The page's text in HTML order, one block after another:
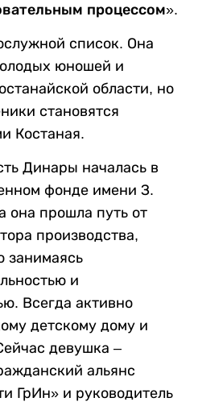
процессом».
список. Она
юношей и
области, но
становятся
Костаная.
Динары началась в
фонде имени З.
она прошла путь от
производства,
занимаясь
и
Всегда активно
детскому дому и
девушка –
альянс
ГрИн» и руководитель